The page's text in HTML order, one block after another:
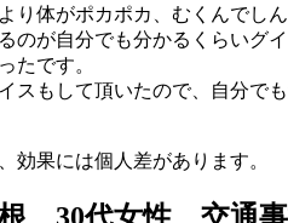
り体がポカポカ、むくんでし
のが自分でも分かるくらいグイ
たです。
スもして頂いたので、自分で
果には個人差があります。